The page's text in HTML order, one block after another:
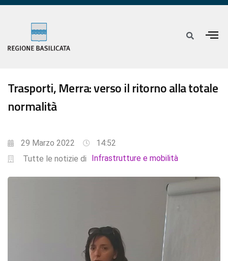
Trasporti, Merra: verso il ritorno alla totale
normalità
29 Marzo 2022
14:52
Tutte le notizie di
Infrastrutture e mobilità